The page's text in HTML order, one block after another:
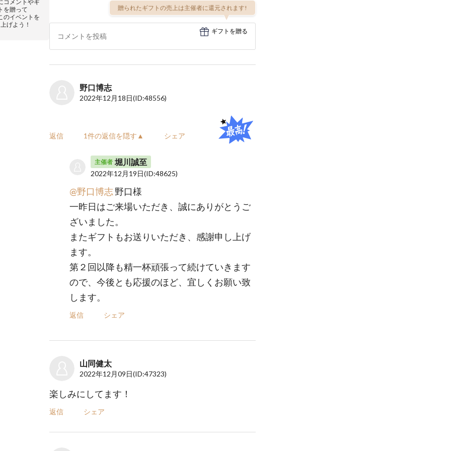
コメントやギ
を贈って
のイベントを
げよう！
贈られたギフトの売上は主催者に還元されます!
ギフトを贈る
野口博志
2022年12月18日(ID:48556)
返信 1件の返信を隠す▲ シェア
主催者 堀川誠至
2022年12月19日(ID:48625)
@野口博志野口様
一昨日はご来場いただき、誠にありがとうご
ざいました。
またギフトもお送りいただき、感謝申し上げ
ます。
第２回以降も精一杯頑張って続けていきます
ので、今後とも応援のほど、宜しくお願い致
します。
返信 シェア
山同健太
2022年12月09日(ID:47323)
楽しみにしてます！
返信 シェア